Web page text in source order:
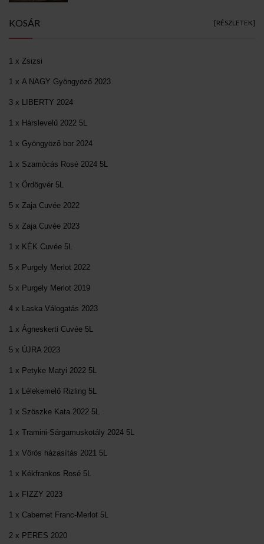
KOSÁR [RÉSZLETEK]
1 x Zsizsi
1 x A NAGY Gyöngyöző 2023
3 x LIBERTY 2024
1 x Hárslevelű 2022 5L
1 x Gyöngyöző bor 2024
1 x Szamócás Rosé 2024 5L
1 x Ördögvér 5L
5 x Zaja Cuvée 2022
5 x Zaja Cuvée 2023
1 x KÉK Cuvée 5L
5 x Purgely Merlot 2022
5 x Purgely Merlot 2019
4 x Laska Válogatás 2023
1 x Ágneskerti Cuvée 5L
5 x ÚJRA 2023
1 x Petyke Matyi 2022 5L
1 x Lélekemelő Rizling 5L
1 x Szöszke Kata 2022 5L
1 x Tramini-Sárgamuskotály 2024 5L
1 x Vörös házasítás 2021 5L
1 x Kékfrankos Rosé 5L
1 x FIZZY 2023
1 x Cabernet Franc-Merlot 5L
2 x PERES 2020